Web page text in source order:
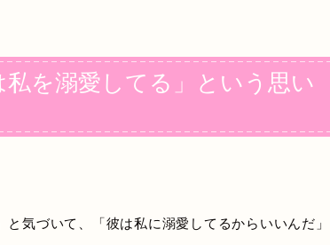
を溺愛してる」という思い
気づいて、「彼は私に溺愛してるからいいんだ」